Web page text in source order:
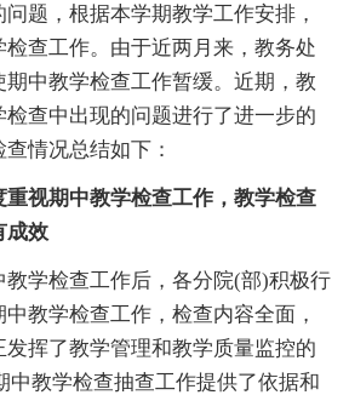
题，根据本学期教学工作安排，
查工作。由于近两月来，教务处
中教学检查工作暂缓。近期，教
查中出现的问题进行了进一步的
情况总结如下：
重视期中教学检查工作，教学检查
成效
学检查工作后，各分院(部)积极行
教学检查工作，检查内容全面，
挥了教学管理和教学质量监控的
中教学检查抽查工作提供了依据和